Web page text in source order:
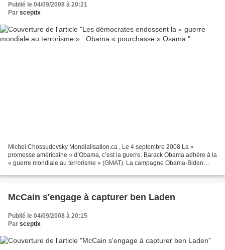
Publié le 04/09/2008 à 20:21
Par sceptix
Michel Chossudovsky Mondialisation.ca , Le 4 septembre 2008 La «
promesse américaine » d’Obama, c’est la guerre. Barack Obama adhère à la
« guerre mondiale au terrorisme » (GMAT). La campagne Obama-Biden
McCain s'engage à capturer ben Laden
Publié le 04/09/2008 à 20:15
Par sceptix